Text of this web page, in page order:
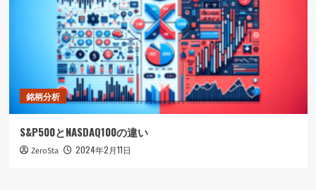
銘柄分析
S&P500とNASDAQ100の違い
ZeroSta 2024年2月11日